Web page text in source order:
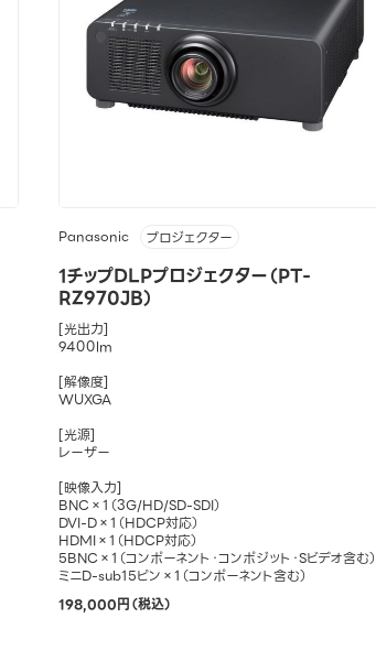
Panasonic プロジェクター
1チップDLPプロジェクター（PT-
RZ970JB）
[光出力]
9400lm
[解像度]
WUXGA
[光源]
レーザー
[映像入力]
BNC×1（3G/HD/SD-SDI）
DVI-D×1（HDCP対応）
HDMI×1（HDCP対応）
5BNC×1（コンポーネント・コンポジット・Sビデオ含む）
ミニD-sub15ピン×1（コンポーネント含む）
198,000円（税込）